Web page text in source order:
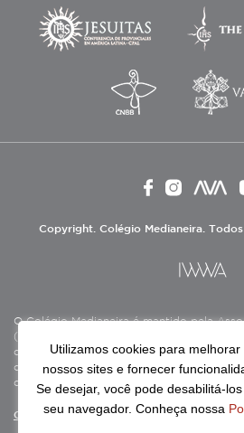
Copyright. Colégio Medianeira.
O Colégio Medianeira é mantido pela
(ASAV), instituição de direito privado sem
de natureza educativa, cultural,
como Entidade Beneficente de Assistência
de educação e assistência social.
Continue lendo
Utilizamos cookies para
nossos sites e fornecer
Se desejar, você pode desabilitá-
seu navegador. Conheça nossa